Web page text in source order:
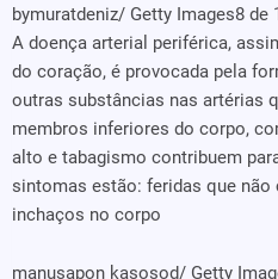
bymuratdeniz/ Getty Images8 de
A doença arterial periférica,
do coração, é provocada pela
outras substâncias nas artérias
membros inferiores do corpo,
alto e tabagismo contribuem
sintomas estão: feridas que
inchaços no corpo
manusapon kasosod/ Getty